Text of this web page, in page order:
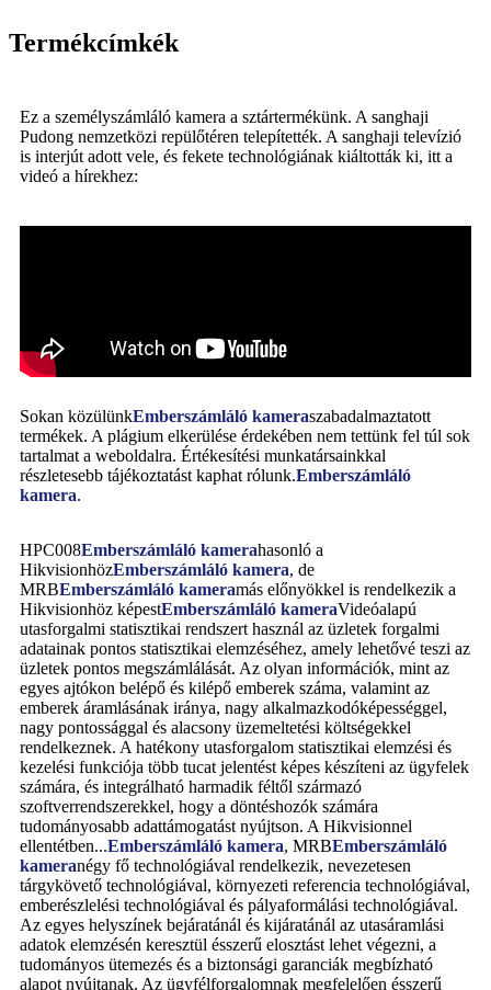
Termékcímkék
Ez a személyszámláló kamera a sztártermékünk. A sanghaji
Pudong nemzetközi repülőtéren telepítették. A sanghaji televízió
is interjút adott vele, és fekete technológiának kiáltották ki, itt a
videó a hírekhez:
Sokan közülünkEmberszámláló kameraszabadalmaztatott
termékek. A plágium elkerülése érdekében nem tettünk fel túl sok
tartalmat a weboldalra. Értékesítési munkatársainkkal
részletesebb tájékoztatást kaphat rólunk.Emberszámláló
kamera.
HPC008Emberszámláló kamerahasonló a
HikvisionhözEmberszámláló kamera, de
MRBEmberszámláló kameramás előnyökkel is rendelkezik a
Hikvisionhöz képestEmberszámláló kameraVideóalapú
utasforgalmi statisztikai rendszert használ az üzletek forgalmi
adatainak pontos statisztikai elemzéséhez, amely lehetővé teszi az
üzletek pontos megszámlálását. Az olyan információk, mint az
egyes ajtókon belépő és kilépő emberek száma, valamint az
emberek áramlásának iránya, nagy alkalmazkodóképességgel,
nagy pontossággal és alacsony üzemeltetési költségekkel
rendelkeznek. A hatékony utasforgalom statisztikai elemzési és
kezelési funkciója több tucat jelentést képes készíteni az ügyfelek
számára, és integrálható harmadik féltől származó
szoftverrendszerekkel, hogy a döntéshozók számára
tudományosabb adattámogatást nyújtson. A Hikvisionnel
ellentétben...Emberszámláló kamera, MRBEmberszámláló
kameranégy fő technológiával rendelkezik, nevezetesen
tárgykövető technológiával, környezeti referencia technológiával,
emberészlelési technológiával és pályaformálási technológiával.
Az egyes helyszínek bejáratánál és kijáratánál az utasáramlási
adatok elemzésén keresztül ésszerű elosztást lehet végezni, a
tudományos ütemezés és a biztonsági garanciák megbízható
alapot nyújtanak. Az ügyfélforgalomnak megfelelően ésszerű